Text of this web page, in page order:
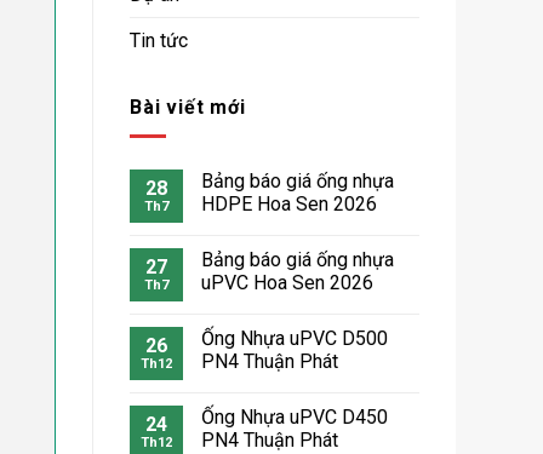
Tin tức
Bài viết mới
28
Th7
Bảng báo giá ống nhựa
HDPE Hoa Sen 2026
27
Th7
Bảng báo giá ống nhựa
uPVC Hoa Sen 2026
26
Th12
Ống Nhựa uPVC D500
PN4 Thuận Phát
24
Th12
Ống Nhựa uPVC D450
PN4 Thuận Phát